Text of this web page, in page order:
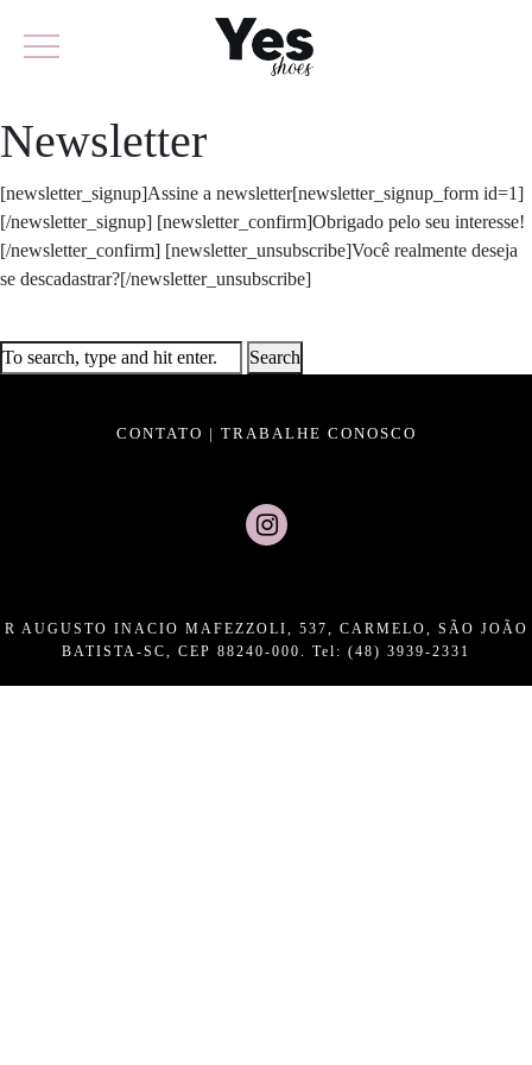
Newsletter
[newsletter_signup]Assine a newsletter[newsletter_signup_form id=1]
[/newsletter_signup] [newsletter_confirm]Obrigado pelo seu interesse!
[/newsletter_confirm] [newsletter_unsubscribe]Você realmente deseja
se descadastrar?[/newsletter_unsubscribe]
Search
CONTATO | TRABALHE CONOSCO
R AUGUSTO INACIO MAFEZZOLI, 537, CARMELO, SÃO JOÃO
BATISTA-SC, CEP 88240-000. Tel: (48) 3939-2331